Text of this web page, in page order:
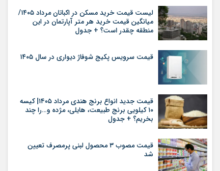
لیست قیمت خرید مسکن در اکباتان مرداد ۱۴۰۵/
میانگین قیمت خرید هر متر آپارتمان در این
منطقه چقدر است؟ + جدول
قیمت سرویس پکیج شوفاژ دیواری در سال ۱۴۰۵
قیمت جدید انواع برنج هندی مرداد ۱۴۰۵| کیسه
۱۰ کیلویی برنج طبیعت، هایلی، مژده و…را چند
بخریم؟ + جدول
قیمت مصوب ۳ محصول لبنی پرمصرف تعیین
شد